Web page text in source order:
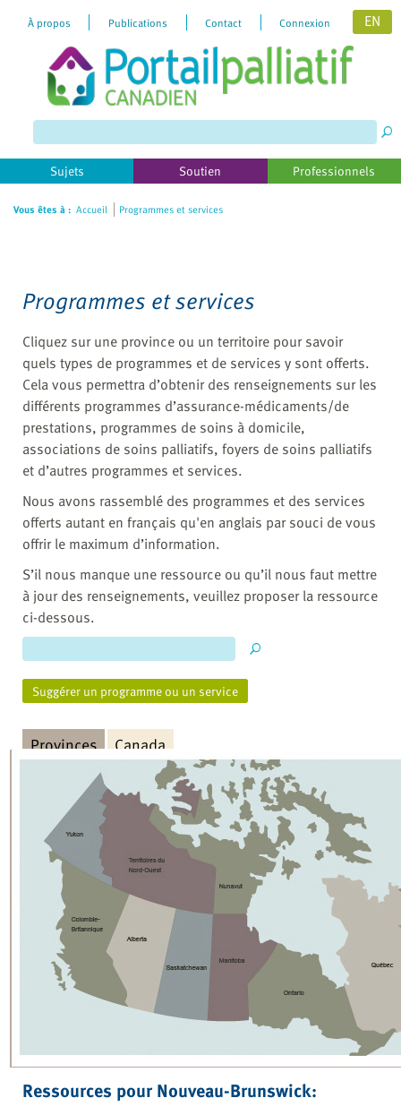
website
includes
an
accessibility
À propos Publications Contact Connexion EN
Sujets Soutien Professionnels
Vous êtes à : Accueil Programmes et services
Programmes et services
Cliquez sur une province ou un territoire pour savoir
quels types de programmes et de services y sont offerts.
Cela vous permettra d’obtenir des renseignements sur les
différents programmes d’assurance-médicaments/de
prestations, programmes de soins à domicile,
associations de soins palliatifs, foyers de soins palliatifs
et d’autres programmes et services.
Nous avons rassemblé des programmes et des services
offerts autant en français qu'en anglais par souci de vous
offrir le maximum d’information.
S’il nous manque une ressource ou qu’il nous faut mettre
à jour des renseignements, veuillez proposer la ressource
ci-dessous.
Suggérer un programme ou un service
Provinces Canada
Ressources pour Nouveau-Brunswick: